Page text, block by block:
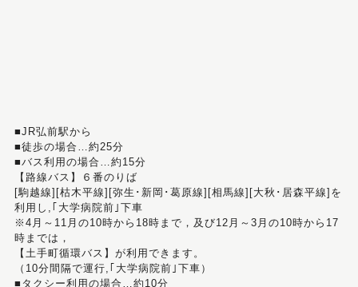
■JR弘前駅から
■徒歩の場合…約25分
■バス利用の場合…約15分
【路線バス】６番のりば
[駒越線][枯木平線][弥生･新岡･葛原線][相馬線][大秋･居森平線]を
利用し,｢大学病院前｣下車
※4月～11月の10時から18時まで，及び12月～3月の10時から17
時までは，
【土手町循環バス】が利用できます。
（10分間隔で運行,｢大学病院前｣下車）
■タクシー利用の場合…約10分